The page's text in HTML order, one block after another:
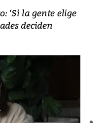
‘Si la gente elige
deciden